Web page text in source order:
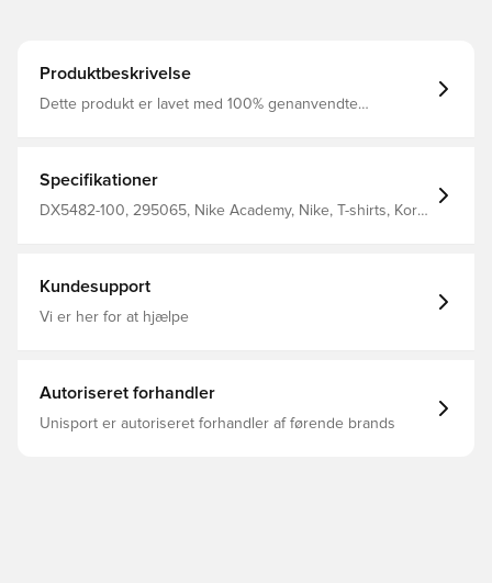
Produktbeskrivelse
Dette produkt er lavet med 100% genanvendte
Specifikationer
DX5482-100, 295065, Nike Academy, Nike, T-shirts, Kort
Kundesupport
Vi er her for at hjælpe
Autoriseret forhandler
Unisport er autoriseret forhandler af førende brands